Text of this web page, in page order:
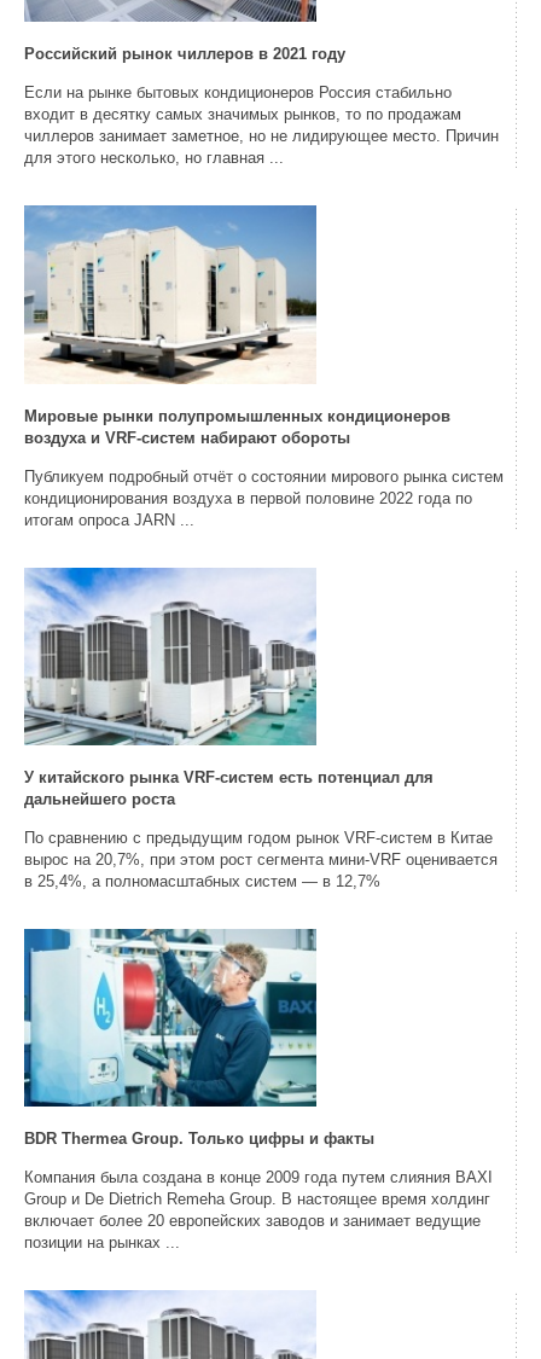
Российский рынок чиллеров в 2021 году
Если на рынке бытовых кондиционеров Россия стабильно
входит в десятку самых значимых рынков, то по продажам
чиллеров занимает заметное, но не лидирующее место. Причин
для этого несколько, но главная ...
Мировые рынки полупромышленных кондиционеров
воздуха и VRF-систем набирают обороты
Публикуем подробный отчёт о состоянии мирового рынка систем
кондиционирования воздуха в первой половине 2022 года по
итогам опроса JARN ...
У китайского рынка VRF-систем есть потенциал для
дальнейшего роста
По сравнению с предыдущим годом рынок VRF-систем в Китае
вырос на 20,7%, при этом рост сегмента мини-VRF оценивается
в 25,4%, а полномасштабных систем — в 12,7%
BDR Thermea Group. Только цифры и факты
Компания была создана в конце 2009 года путем слияния BAXI
Group и De Dietrich Remeha Group. В настоящее время холдинг
включает более 20 европейских заводов и занимает ведущие
позиции на рынках ...